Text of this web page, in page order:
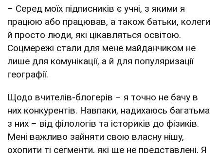
– Серед моїх підписників є учні, з якими я
працюю або працював, а також батьки, колеги
й просто люди, які цікавляться освітою.
Соцмережі стали для мене майданчиком не
лише для комунікації, а й для популяризації
географії.
Щодо вчителів-блогерів – я точно не бачу в
них конкурентів. Навпаки, надихаюсь багатьма
з них – від філологів та істориків до фізиків.
Мені важливо зайняти свою власну нішу,
охопити ті сегменти, які ще не представлені. Я